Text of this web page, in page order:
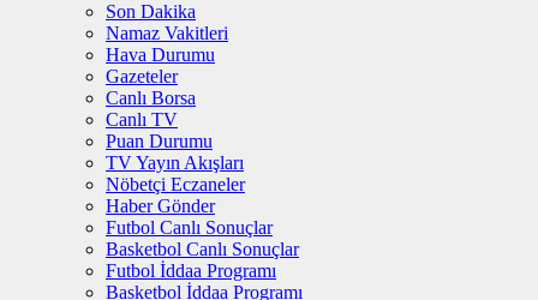
Son Dakika
Namaz Vakitleri
Hava Durumu
Gazeteler
Canlı Borsa
Canlı TV
Puan Durumu
TV Yayın Akışları
Nöbetçi Eczaneler
Haber Gönder
Futbol Canlı Sonuçlar
Basketbol Canlı Sonuçlar
Futbol İddaa Programı
Basketbol İddaa Programı